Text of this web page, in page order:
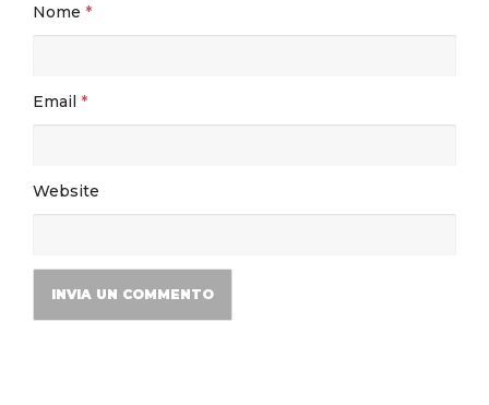
Nome *
Email *
Website